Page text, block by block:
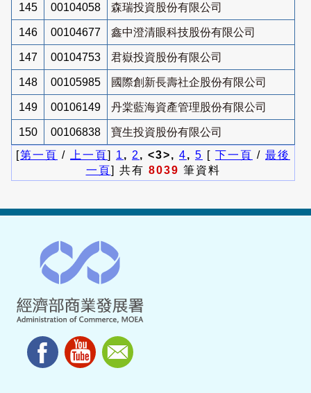
145 00104058 森瑞投資股份有限公司
146 00104677 鑫中澄清眼科技股份有限公司
147 00104753 君嶽投資股份有限公司
148 00105985 國際創新長壽社企股份有限公司
149 00106149 丹棠藍海資產管理股份有限公司
150 00106838
寶生投資股份有限公司
[第一頁 / 上一頁] 1 , 2 , <3>, 4, 5 [ 下一頁 / 最後
一頁] 共有 8039 筆資料